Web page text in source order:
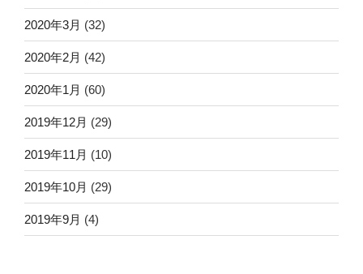
2020年3月 (32)
2020年2月 (42)
2020年1月 (60)
2019年12月 (29)
2019年11月 (10)
2019年10月 (29)
2019年9月 (4)